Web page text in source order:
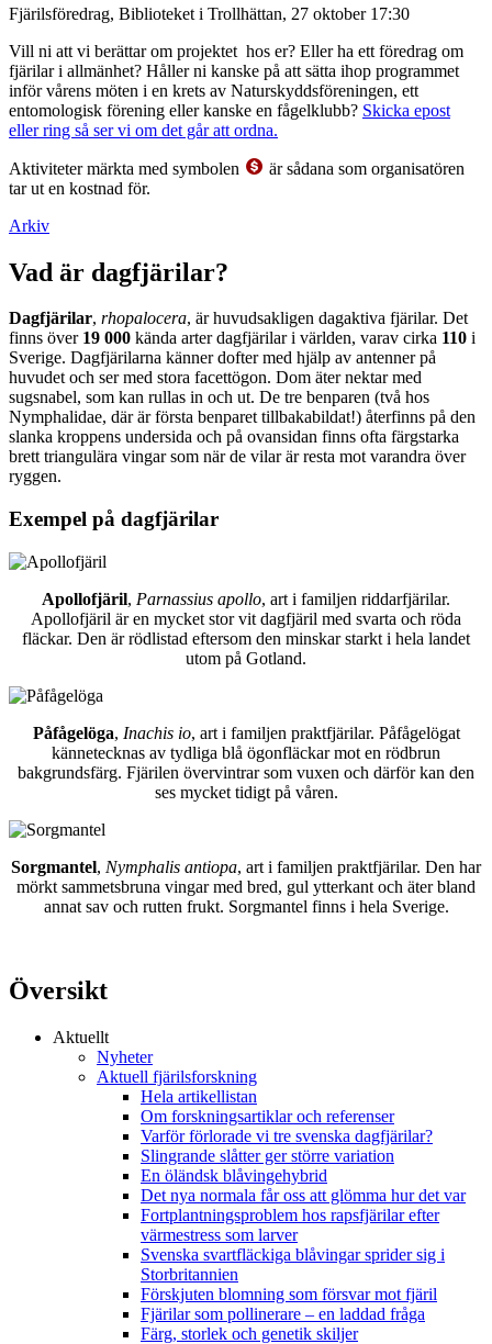
Fjärilsföredrag, Biblioteket i Trollhättan, 27 oktober 17:30
Vill ni att vi berättar om projektet hos er? Eller ha ett föredrag om
fjärilar i allmänhet? Håller ni kanske på att sätta ihop programmet
inför vårens möten i en krets av Naturskyddsföreningen, ett
entomologisk förening eller kanske en fågelklubb? Skicka epost
eller ring så ser vi om det går att ordna.
Aktiviteter märkta med symbolen
är sådana som organisatören
tar ut en kostnad för.
Arkiv
Vad är dagfjärilar?
Dagfjärilar, rhopalocera, är huvudsakligen dagaktiva fjärilar. Det
finns över 19 000 kända arter dagfjärilar i världen, varav cirka 110 i
Sverige. Dagfjärilarna känner dofter med hjälp av antenner på
huvudet och ser med stora facettögon. Dom äter nektar med
sugsnabel, som kan rullas in och ut. De tre benparen (två hos
Nymphalidae, där är första benparet tillbakabildat!) återfinns på den
slanka kroppens undersida och på ovansidan finns ofta färgstarka
brett triangulära vingar som när de vilar är resta mot varandra över
ryggen.
Exempel på dagfjärilar
Apollofjäril, Parnassius apollo, art i familjen riddarfjärilar.
Apollofjäril är en mycket stor vit dagfjäril med svarta och röda
fläckar. Den är rödlistad eftersom den minskar starkt i hela landet
utom på Gotland.
Påfågelöga, Inachis io, art i familjen praktfjärilar. Påfågelögat
kännetecknas av tydliga blå ögonfläckar mot en rödbrun
bakgrundsfärg. Fjärilen övervintrar som vuxen och därför kan den
ses mycket tidigt på våren.
Sorgmantel, Nymphalis antiopa, art i familjen praktfjärilar. Den har
mörkt sammetsbruna vingar med bred, gul ytterkant och äter bland
annat sav och rutten frukt. Sorgmantel finns i hela Sverige.
Översikt
Aktuellt
Nyheter
Aktuell fjärilsforskning
Hela artikellistan
Om forskningsartiklar och referenser
Varför förlorade vi tre svenska dagfjärilar?
Slingrande slåtter ger större variation
En öländsk blåvingehybrid
Det nya normala får oss att glömma hur det var
Fortplantningsproblem hos rapsfjärilar efter
värmestress som larver
Svenska svartfläckiga blåvingar sprider sig i
Storbritannien
Förskjuten blomning som försvar mot fjäril
Fjärilar som pollinerare – en laddad fråga
Färg, storlek och genetik skiljer